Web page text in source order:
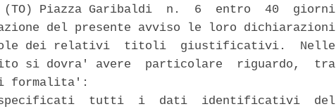
(TO) Piazza Garibaldi  n.  6  entro  40  giorni
del presente avviso le loro dichiarazioni
dei relativi  titoli  giustificativi.  Nelle
si dovra' avere  particolare  riguardo,  tra
formalita':
tutti  i  dati  identificativi  del